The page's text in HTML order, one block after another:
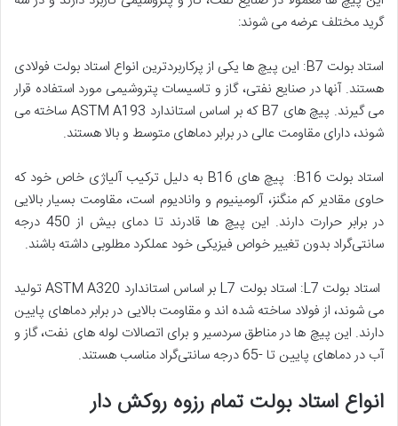
گرید مختلف عرضه می ‌شوند:
استاد بولت B7: این پیچ ‌ها یکی از پرکاربردترین انواع استاد بولت فولادی
هستند. آنها در صنایع نفتی، گاز و تاسیسات پتروشیمی مورد استفاده قرار
می‌ گیرند. پیچ ‌های B7 که بر اساس استاندارد ASTM A193 ساخته می
‌شوند، دارای مقاومت عالی در برابر دماهای متوسط و بالا هستند.
استاد بولت B16: پیچ ‌های B16 به دلیل ترکیب آلیاژی خاص خود که
حاوی مقادیر کم منگنز، آلومینیوم و وانادیوم است، مقاومت بسیار بالایی
در برابر حرارت دارند. این پیچ ‌ها قادرند تا دمای بیش از 450 درجه
سانتی‌گراد بدون تغییر خواص فیزیکی خود عملکرد مطلوبی داشته باشند.
استاد بولت L7: استاد بولت L7
بر اساس استاندارد
ASTM A320 تولید
می‌ شوند، از فولاد ساخته شده ‌اند و مقاومت بالایی در برابر دماهای پایین
دارند. این پیچ ‌ها در مناطق سردسیر و برای اتصالات لوله‌ های نفت، گاز و
آب در دماهای پایین تا -65 درجه سانتی‌گراد مناسب هستند.
انواع استاد بولت تمام رزوه روکش دار